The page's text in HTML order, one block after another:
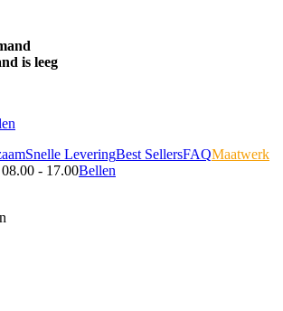
is leeg
Snelle LeveringBest SellersFAQMaatwerk
- 17.00Bellen